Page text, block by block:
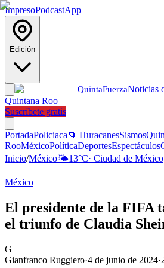
ImpresoPodcastApp
Edición
QuintaFuerzaNoticias
Quintana Roo
Suscríbete gratis
PortadaPoliciaca 🌀 HuracanesSismos
RooMéxicoPolíticaDeportesEspectáculos
Inicio/México🌤️13°C· Ciudad de México
México
El presidente de la FIFA
el triunfo de Claudia
G
Gianfranco Ruggiero·4 de junio de 2024·